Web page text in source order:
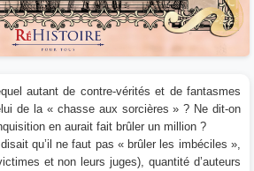
autant de contre-vérités et de fantasmes
de la « chasse aux sorcières » ? Ne dit-on
en aurait fait brûler un million ?
qu’il ne faut pas « brûler les imbéciles »,
et non leurs juges), quantité d’auteurs